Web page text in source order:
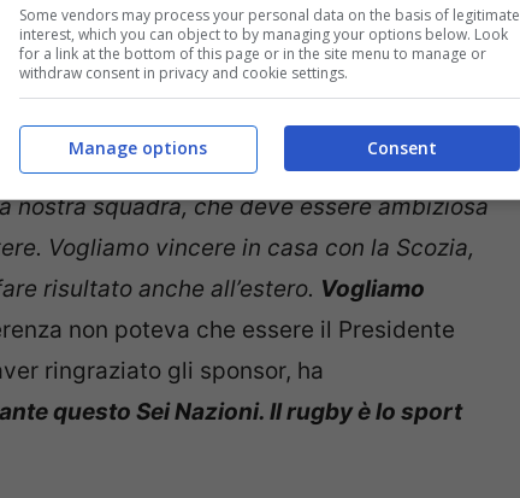
ancheJacques Brunel. Il CT della
dare così la carica ai suoi:”Abbiamo tante
una squadra in una settimana, poi
nostra squadra, che deve essere ambiziosa
Vogliamo vincere in casa con la Scozia,
risultato anche all’estero. Vogliamo
non poteva che essere il Presidente
ringraziato gli sponsor, ha
questo Sei Nazioni. Il rugby è lo sport
Some vendors may process your personal data on the basis of legitimate
interest, which you can object to by managing your options below. Look
for a link at the bottom of this page or in the site menu to manage or
withdraw consent in privacy and cookie settings.
Consent
Manage options